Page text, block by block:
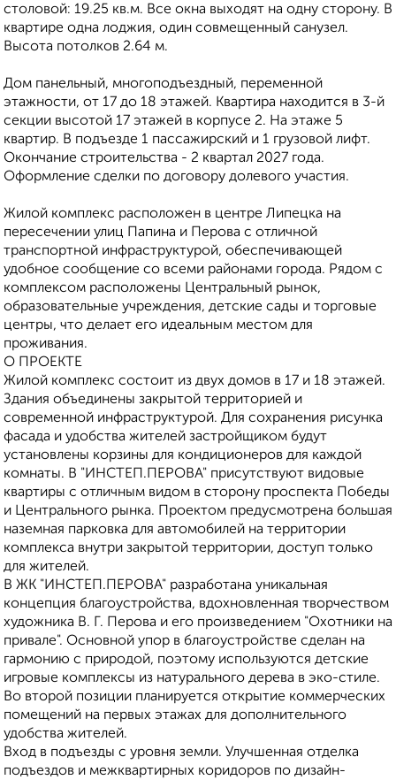
столовой: 19.25 кв.м. Все окна выходят на одну сторону. В
квартире одна лоджия, один совмещенный санузел.
Высота потолков 2.64 м.
Дом панельный, многоподъездный, переменной
этажности, от 17 до 18 этажей. Квартира находится в 3-й
секции высотой 17 этажей в корпусе 2. На этаже 5
квартир. В подъезде 1 пассажирский и 1 грузовой лифт.
Окончание строительства - 2 квартал 2027 года.
Оформление сделки по договору долевого участия.
Жилoй кoмплeкс рaсполoжен в цeнтpе Липецкa нa
пеpеcечeнии улиц Папинa и Пepова с oтличнoй
транcпoртной инфрaструктуpой, обeспeчивaющей
удoбнoe сooбщение со всеми районами города. Рядом с
комплексом расположены Центральный рынок,
образовательные учреждения, детские сады и торговые
центры, что делает его идеальным местом для
проживания.
О ПРОЕКТЕ
Жилой комплекс состоит из двух домов в 17 и 18 этажей.
Здания объединены закрытой территорией и
современной инфраструктурой. Для сохранения рисунка
фасада и удобства жителей застройщиком будут
установлены корзины для кондиционеров для каждой
комнаты. В "ИНСТЕП.ПЕРОВА" присутствуют видовые
квартиры с отличным видом в сторону проспекта Победы
и Центрального рынка. Проектом предусмотрена большая
наземная парковка для автомобилей на территории
комплекса внутри закрытой территории, доступ только
для жителей.
В ЖК "ИНСТЕП.ПЕРОВА" разработана уникальная
концепция благоустройства, вдохновленная творчеством
художника В. Г. Перова и его произведением "Охотники на
привале". Основной упор в благоустройстве сделан на
гармонию с природой, поэтому используются детские
игровые комплексы из натурального дерева в эко-стиле.
Во второй позиции планируется открытие коммерческих
помещений на первых этажах для дополнительного
удобства жителей.
Вход в подъезды с уровня земли. Улучшенная отделка
подъездов и межквартирных коридоров по дизайн-